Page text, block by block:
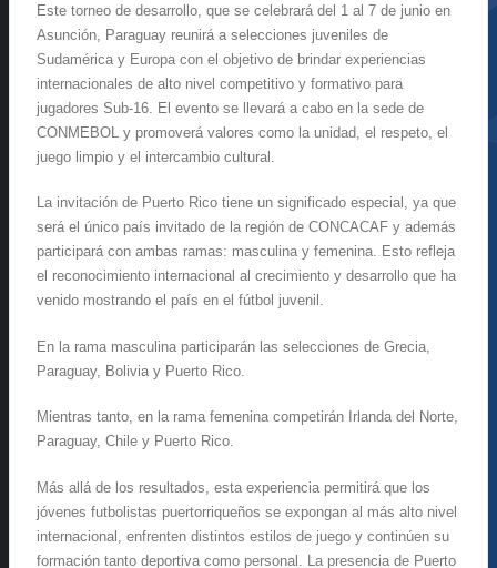
Este torneo de desarrollo, que se celebrará del 1 al 7 de junio en
Asunción, Paraguay reunirá a selecciones juveniles de
Sudamérica y Europa con el objetivo de brindar experiencias
internacionales de alto nivel competitivo y formativo para
jugadores Sub-16. El evento se llevará a cabo en la sede de
CONMEBOL y promoverá valores como la unidad, el respeto, el
juego limpio y el intercambio cultural.
La invitación de Puerto Rico tiene un significado especial, ya que
será el único país invitado de la región de CONCACAF y además
participará con ambas ramas: masculina y femenina. Esto refleja
el reconocimiento internacional al crecimiento y desarrollo que ha
venido mostrando el país en el fútbol juvenil.
En la rama masculina participarán las selecciones de Grecia,
Paraguay, Bolivia y Puerto Rico.
Mientras tanto, en la rama femenina competirán Irlanda del Norte,
Paraguay, Chile y Puerto Rico.
Más allá de los resultados, esta experiencia permitirá que los
jóvenes futbolistas puertorriqueños se expongan al más alto nivel
internacional, enfrenten distintos estilos de juego y continúen su
formación tanto deportiva como personal. La presencia de Puerto